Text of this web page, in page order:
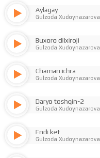
Aylagay
Gulzoda Xudoynazarova
Buxoro dilxiroji
Gulzoda Xudoynazarova
Chaman ichra
Gulzoda Xudoynazarova
Daryo toshqin-2
Gulzoda Xudoynazarova
Endi ket
Gulzoda Xudoynazarova